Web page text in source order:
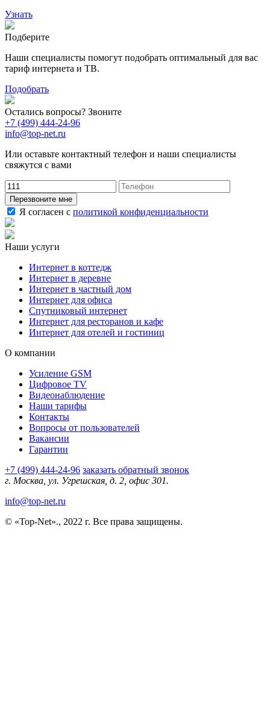
Узнать
Подберите
Наши специалисты помогут подобрать оптимальный для вас
тариф интернета и ТВ.
Подобрать
Остались вопросы? Звоните
+7 (499) 444-24-96
info@top-net.ru
Или оставьте контактный телефон и наши специалисты
свяжутся с вами
Перезвоните мне
Я согласен с политикой конфиденциальности
Наши услуги
Интернет в коттедж
Интернет в деревне
Интернет в частный дом
Интернет для офиса
Спутниковый интернет
Интернет для ресторанов и кафе
Интернет для отелей и гостиниц
О компании
Усиление GSM
Цифровое TV
Видеонаблюдение
Наши тарифы
Контакты
Вопросы от пользователей
Вакансии
Гарантии
+7 (499) 444-24-96 заказать обратный звонок
г. Москва, ул. Угрешская, д. 2, офис 301.
info@top-net.ru
© «Top-Net»., 2022 г. Все права защищены.